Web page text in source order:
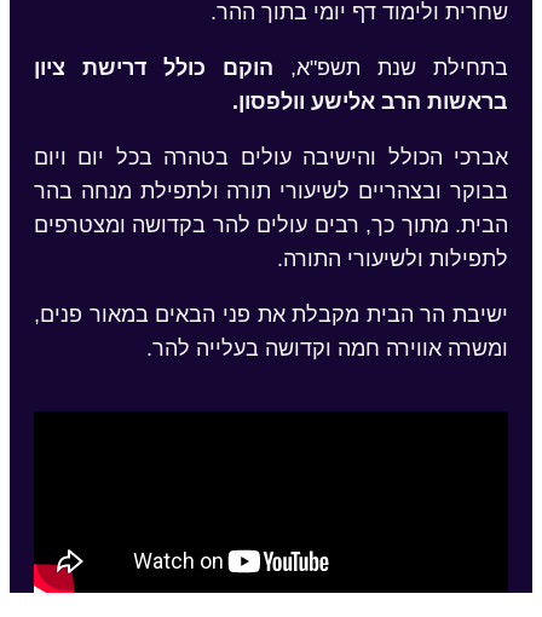
שחרית ולימוד דף יומי בתוך ההר.
בתחילת שנת תשפ"א,
הוקם כולל דרישת ציון
בראשות הרב אלישע וולפסון.
אברכי הכולל והישיבה עולים בטהרה בכל יום ויום
בבוקר ובצהריים לשיעורי תורה ולתפילת מנחה בהר
הבית. מתוך כך, רבים עולים להר בקדושה ומצטרפים
לתפילות ולשיעורי התורה.
ישיבת הר הבית מקבלת את פני הבאים במאור פנים,
ומשרה אווירה חמה וקדושה בעלייה להר.